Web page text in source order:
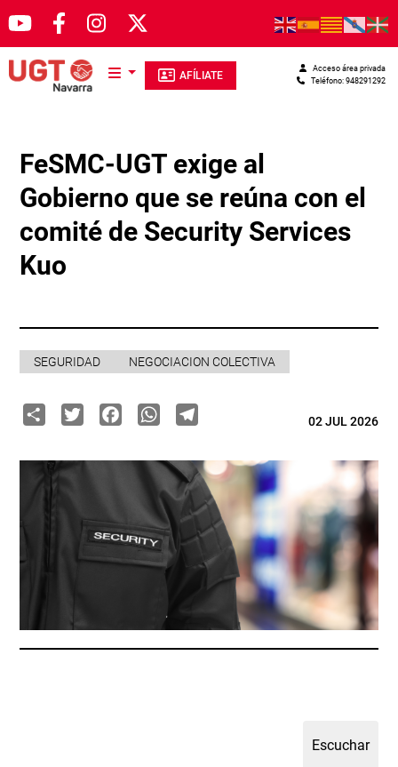
Pasar al contenido principal
AFÍLIATE Teléfono: 948291292
Acceso área privada
FeSMC-UGT exige al
Gobierno que se reúna con el
comité de Security Services
Kuo
SEGURIDAD NEGOCIACION COLECTIVA
ShareTwitterFacebook
WhatsApp
Telegram02 JUL 2026